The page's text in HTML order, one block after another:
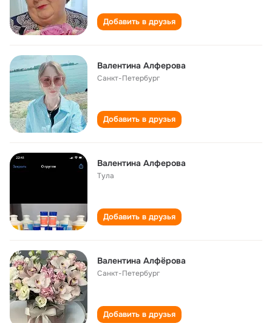
Добавить в друзья
Валентина Алферова
Санкт-Петербург
Добавить в друзья
Валентина Алферова
Тула
Добавить в друзья
Валентина Алфёрова
Санкт-Петербург
Добавить в друзья